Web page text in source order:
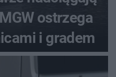
ostrzega
i gradem